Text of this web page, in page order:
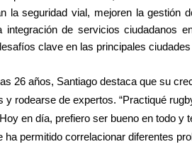
la seguridad vial, mejoren la gestión
integración de servicios ciudadanos
clave en las principales
26 años, Santiago destaca que su
y rodearse de expertos. “Practiqué
en día, prefiero ser bueno en todo y
ha permitido correlacionar diferentes